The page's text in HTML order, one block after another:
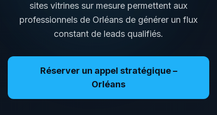
sites vitrines sur mesure permettent aux
professionnels de Orléans de générer un flux
constant de leads qualifiés.
Réserver un appel stratégique –
Orléans